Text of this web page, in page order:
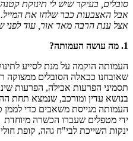
סובלים, בעיקר שיש לי תינוקת
אבל האצבעות כבר שלחו את המייל.
אצל ענת הרבה מאד אור, עוד לפני
1. מה עושה העמותה?
שאובחנו ככאלה הסובלים ממצוקה
תסמיני הפרעות אכילה, הפרעות
בנושא עדין ומורכב, שנמצא תחת
העמותה מגייסת משאבים כדי לממן
ידי מטפלים שעברו הכשרה
ינקות השייכת לבי"ח גהה, קופת